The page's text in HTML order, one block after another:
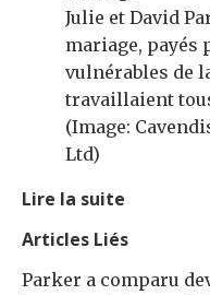
Julie et David
mariage, payés
vulnérables de
travaillaient
(Image:
Ltd)
Lire la suite
Articles Liés
Parker a comparu